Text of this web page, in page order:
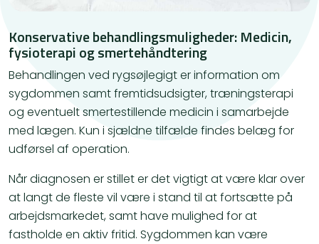
Konservative behandlingsmuligheder: Medicin,
fysioterapi og smertehåndtering
Behandlingen ved rygsøjlegigt er information om
sygdommen samt fremtidsudsigter, træningsterapi
og eventuelt smertestillende medicin i samarbejde
med lægen. Kun i sjældne tilfælde findes belæg for
udførsel af operation.
Når diagnosen er stillet er det vigtigt at være klar over
at langt de fleste vil være i stand til at fortsætte på
arbejdsmarkedet, samt have mulighed for at
fastholde en aktiv fritid. Sygdommen kan være